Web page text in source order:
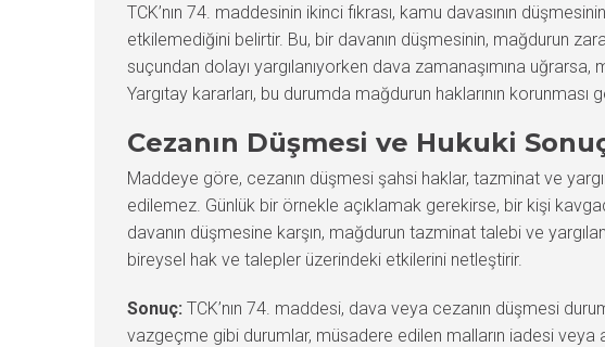
TCK’nın 74. maddesinin ikinci fıkrası, kamu davasının
etkilemediğini belirtir. Bu, bir davanın düşmesinin, mağdurun
suçundan dolayı yargılanıyorken dava zamanaşımına
Yargıtay kararları, bu durumda mağdurun haklarının korunması
Cezanın Düşmesi ve Hukuki
Maddeye göre, cezanın düşmesi şahsi haklar, tazminat ve
edilemez. Günlük bir örnekle açıklamak gerekirse, bir kişi
davanın düşmesine karşın, mağdurun tazminat talebi ve
bireysel hak ve talepler üzerindeki etkilerini netleştirir.
Sonuç: TCK’nın 74. maddesi, dava veya cezanın düşmesi
vazgeçme gibi durumlar, müsadere edilen malların iadesi veya